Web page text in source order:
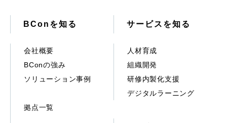
BConを知る
会社概要
BConの強み
ソリューション事例
拠点一覧
サービスを知る
人材育成
組織開発
研修内製化支援
デジタルラーニング